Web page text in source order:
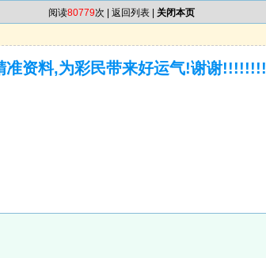
阅读80779次 | 返回列表 关闭本页
准资料,为彩民带来好运气!谢谢!!!!!!!!